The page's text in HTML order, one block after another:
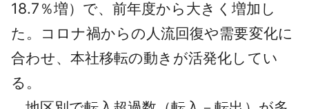
18.7％増）で、前年度から大きく増加し
た。コロナ禍からの人流回復や需要変化に
合わせ、本社移転の動きが活発化してい
る。